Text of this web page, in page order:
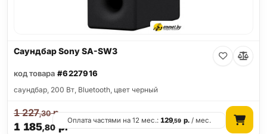
Саундбар Sony SA-SW3
код товара #6227916
саундбар, 200 Вт, Bluetooth, цвет черный
1 185,80 р.
1 227,30р.
Оплата частями на 12 мес.:129,59 р./ мес.